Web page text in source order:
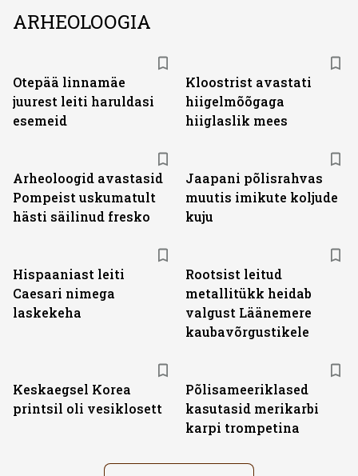
ARHEOLOOGIA
Otepää linnamäe
juurest leiti haruldasi
esemeid
Kloostrist avastati
hiigelmõõgaga
hiiglaslik mees
Arheoloogid avastasid
Pompeist uskumatult
hästi säilinud fresko
Jaapani põlisrahvas
muutis imikute koljude
kuju
Hispaaniast leiti
Caesari nimega
laskekeha
Rootsist leitud
metallitükk heidab
valgust Läänemere
kaubavõrgustikele
Keskaegsel Korea
printsil oli vesiklosett
Põlisameeriklased
kasutasid merikarbi
karpi trompetina